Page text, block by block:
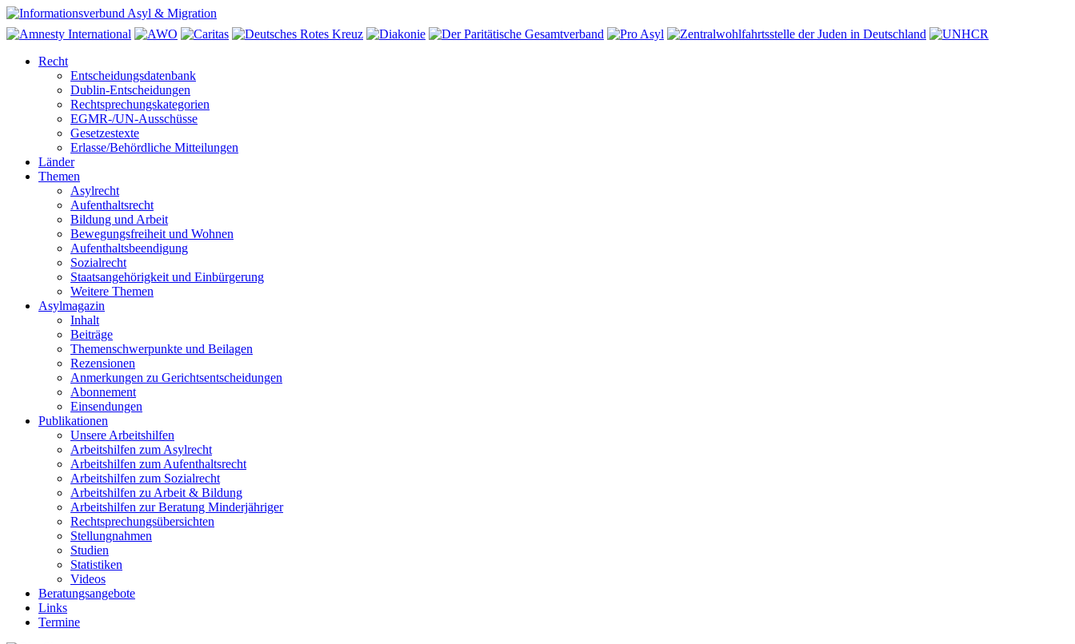
Recht
Entscheidungsdatenbank
Dublin-Entscheidungen
Rechtsprechungskategorien
EGMR-/UN-Ausschüsse
Gesetzestexte
Erlasse/Behördliche Mitteilungen
Länder
Themen
Asylrecht
Aufenthaltsrecht
Bildung und Arbeit
Bewegungsfreiheit und Wohnen
Aufenthaltsbeendigung
Sozialrecht
Staatsangehörigkeit und Einbürgerung
Weitere Themen
Asylmagazin
Inhalt
Beiträge
Themenschwerpunkte und Beilagen
Rezensionen
Anmerkungen zu Gerichtsentscheidungen
Abonnement
Einsendungen
Publikationen
Unsere Arbeitshilfen
Arbeitshilfen zum Asylrecht
Arbeitshilfen zum Aufenthaltsrecht
Arbeitshilfen zum Sozialrecht
Arbeitshilfen zu Arbeit & Bildung
Arbeitshilfen zur Beratung Minderjähriger
Rechtsprechungsübersichten
Stellungnahmen
Studien
Statistiken
Videos
Beratungsangebote
Links
Termine